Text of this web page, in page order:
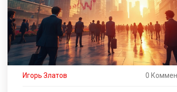
Игорь Златов 0